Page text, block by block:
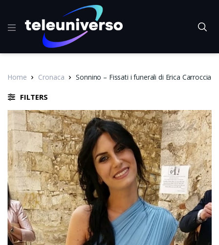
Home Cronaca Sonnino – Fissati i funerali di Erica Carroccia
FILTERS